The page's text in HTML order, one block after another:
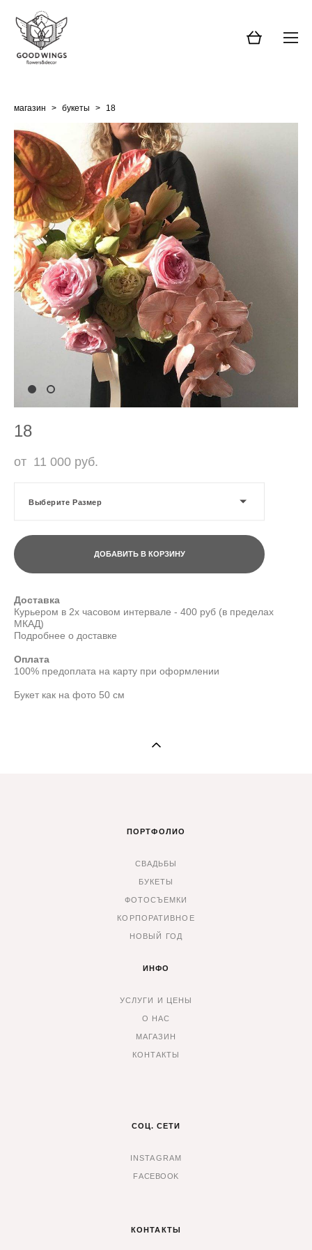
магазин > букеты > 18
18
от 11 000 pуб.
Выберите Размер
ДОБАВИТЬ В КОРЗИНУ
Доставка
Курьером в 2х часовом интервале - 400 руб (в пределах
МКАД)
Подробнее о доставке
Оплата
100% предоплата на карту при оформлении
Букет как на фото 50 см
ПОРТФОЛИО
СВАДЬБЫ
БУКЕТЫ
ФОТОСЪЕМКИ
КОРПОРАТИВНОЕ
НОВЫЙ ГОД
ИНФО
УСЛУГИ И ЦЕНЫ
О НАС
МАГАЗИН
КОНТАКТЫ
СОЦ. СЕТИ
INSTAGRAM
FACEBOOK
КОНТАКТЫ